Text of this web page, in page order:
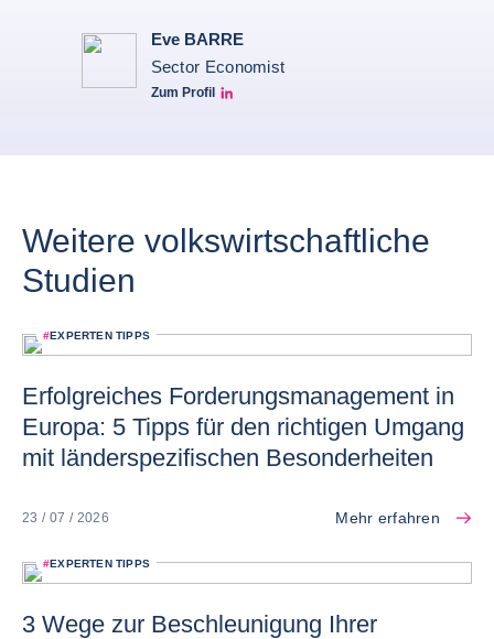
Eve BARRE
Sector Economist
Zum Profil
Eve barré linkedin
Weitere volkswirtschaftliche
Studien
#EXPERTEN TIPPS
Erfolgreiches Forderungsmanagement in
Europa: 5 Tipps für den richtigen Umgang
mit länderspezifischen Besonderheiten
23 / 07 / 2026 Mehr erfahren
#EXPERTEN TIPPS
3 Wege zur Beschleunigung Ihrer